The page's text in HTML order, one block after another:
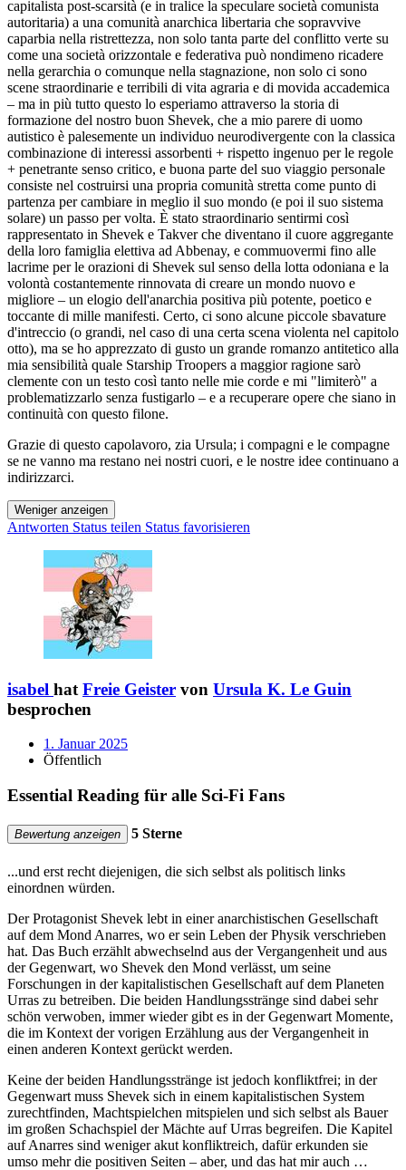
capitalista post-scarsità (e in tralice la speculare società comunista
autoritaria) a una comunità anarchica libertaria che sopravvive
caparbia nella ristrettezza, non solo tanta parte del conflitto verte su
come una società orizzontale e federativa può nondimeno ricadere
nella gerarchia o comunque nella stagnazione, non solo ci sono
scene straordinarie e terribili di vita agraria e di movida accademica
– ma in più tutto questo lo esperiamo attraverso la storia di
formazione del nostro buon Shevek, che a mio parere di uomo
autistico è palesemente un individuo neurodivergente con la classica
combinazione di interessi assorbenti + rispetto ingenuo per le regole
+ penetrante senso critico, e buona parte del suo viaggio personale
consiste nel costruirsi una propria comunità stretta come punto di
partenza per cambiare in meglio il suo mondo (e poi il suo sistema
solare) un passo per volta. È stato straordinario sentirmi così
rappresentato in Shevek e Takver che diventano il cuore aggregante
della loro famiglia elettiva ad Abbenay, e commuovermi fino alle
lacrime per le orazioni di Shevek sul senso della lotta odoniana e la
volontà costantemente rinnovata di creare un mondo nuovo e
migliore – un elogio dell'anarchia positiva più potente, poetico e
toccante di mille manifesti. Certo, ci sono alcune piccole sbavature
d'intreccio (o grandi, nel caso di una certa scena violenta nel capitolo
otto), ma se ho apprezzato di gusto un grande romanzo antitetico alla
mia sensibilità quale Starship Troopers a maggior ragione sarò
clemente con un testo così tanto nelle mie corde e mi "limiterò" a
problematizzarlo senza fustigarlo – e a recuperare opere che siano in
continuità con questo filone.
Grazie di questo capolavoro, zia Ursula; i compagni e le compagne
se ne vanno ma restano nei nostri cuori, e le nostre idee continuano a
indirizzarci.
Weniger anzeigen
Antworten Status teilen Status favorisieren
isabel hat Freie Geister von Ursula K. Le Guin
besprochen
1. Januar 2025
Öffentlich
Essential Reading für alle Sci-Fi Fans
Bewertung anzeigen 5 Sterne
...und erst recht diejenigen, die sich selbst als politisch links
einordnen würden.
Der Protagonist Shevek lebt in einer anarchistischen Gesellschaft
auf dem Mond Anarres, wo er sein Leben der Physik verschrieben
hat. Das Buch erzählt abwechselnd aus der Vergangenheit und aus
der Gegenwart, wo Shevek den Mond verlässt, um seine
Forschungen in der kapitalistischen Gesellschaft auf dem Planeten
Urras zu betreiben. Die beiden Handlungsstränge sind dabei sehr
schön verwoben, immer wieder gibt es in der Gegenwart Momente,
die im Kontext der vorigen Erzählung aus der Vergangenheit in
einen anderen Kontext gerückt werden.
Keine der beiden Handlungsstränge ist jedoch konfliktfrei; in der
Gegenwart muss Shevek sich in einem kapitalistischen System
zurechtfinden, Machtspielchen mitspielen und sich selbst als Bauer
im großen Schachspiel der Mächte auf Urras begreifen. Die Kapitel
auf Anarres sind weniger akut konfliktreich, dafür erkunden sie
umso mehr die positiven Seiten – aber, und das hat mir auch …